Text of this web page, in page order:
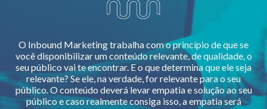
O Inbound Marketing trabalha com o princípio de que se
você disponibilizar um conteúdo relevante, de qualidade, o
seu público vai te encontrar. E o que determina que ele seja
relevante? Se ele, na verdade, for relevante para o seu
público. O conteúdo deverá levar empatia e solução ao seu
público e caso realmente consiga isso, a empatia será